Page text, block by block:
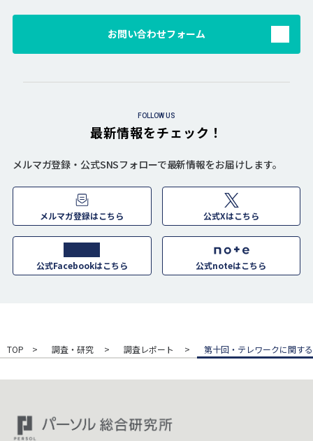
お問い合わせフォーム
FOLLOW US
最新情報をチェック！
メルマガ登録・公式SNSフォローで最新情報をお届けします。
メルマガ登録はこちら 公式Xはこちら
公式Facebookはこちら 公式noteはこちら
TOP 調査・研究 調査レポート 第十回・テレワークに関す